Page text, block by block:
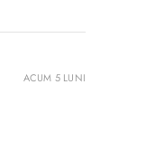
ACUM 5 LUNI